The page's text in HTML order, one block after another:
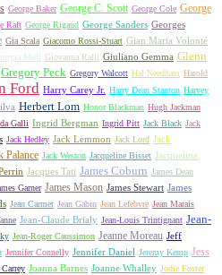
George Baker George C. Scott George Cole George
Raft George Rigaud George Sanders Georges
Gia Scala Giacomo Rossi-Stuart Gian Maria Volonté
Moll Giovanna Ralli Giuliano Gemma Glenn
Gregory Peck Gregory Walcott Hal Needham Harold
Ford Harry Carey Jr. Harry Dean Stanton Harvey
Herbert Lom Honor Blackman Hugh Jackman
Galli Ingrid Bergman Ingrid Pitt Jack Black Jack
Jack Hedley Jack Lemmon Jack Lord Jack
Palance Jack Weston Jacqueline Bisset Jacqueline
Jacques Tati James Coburn James Dean
Garner James Mason James Stewart James
Jean Carmet Jean Gabin Jean Lefebvre Jean Marais
Jean-Claude Brialy Jean-Louis Trintignant Jean-
Jean-Roger Caussimon Jeanne Moreau Jeff
Jennifer Connelly Jennifer Daniel Jeremy Kemp Jess
Joanna Barnes Joanne Whalley Jodie Foster